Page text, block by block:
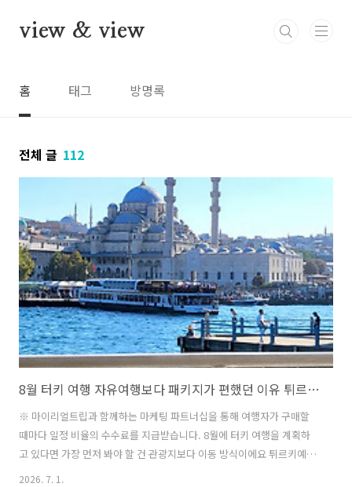
view & view
홈 태그 방명록
전체 글 112
8월 터키 여행 자유여행보다 패키지가 편했던 이유 튀르키예 일주 추천
※ 마이리얼트립과 함께하는 마케팅 파트너십을 통해 여행자가 구매할
때마다 일정 비율의 수수료를 지급받습니다. 8월에 터키 여행을 계획하
고 있다면 가장 먼저 봐야 할 건 관광지보다 이동 방식이에요 튀르키예는
한 도시만 보고 오는 여행지가 아니라 이스탄불, 카파도키아, 파묵칼레,
2026. 7. 1.